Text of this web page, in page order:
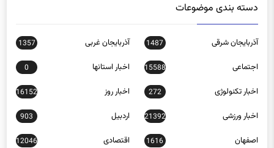
دسته بندی موضوعات
آذربایجان شرقی 1487 آذربایجان غربی 1357
اجتماعی 15588 اخبار استانها 0
اخبار تکنولوژی 272 اخبار روز 16152
اخبار ورزشی 21392 اردبیل 903
اصفهان 1616 اقتصادی 12046